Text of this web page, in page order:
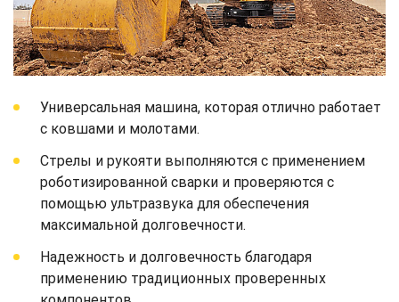
Универсальная машина, которая отлично работает
с ковшами и молотами.
Стрелы и рукояти выполняются с применением
роботизированной сварки и проверяются с
помощью ультразвука для обеспечения
максимальной долговечности.
Надежность и долговечность благодаря
применению традиционных проверенных